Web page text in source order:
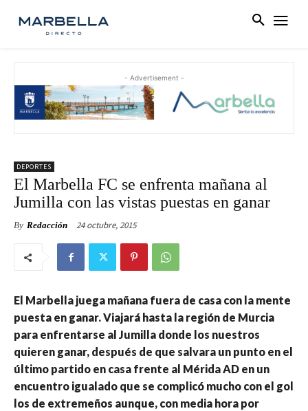
- Advertisement -
DEPORTES
El Marbella FC se enfrenta mañana al
Jumilla con las vistas puestas en ganar
By Redacción 24 octubre, 2015
El Marbella juega mañana fuera de casa con la mente
puesta en ganar. Viajará hasta la región de Murcia
para enfrentarse al Jumilla donde los nuestros
quieren ganar, después de que salvara un punto en el
último partido en casa frente al Mérida AD en un
encuentro igualado que se complicó mucho con el gol
los de extremeños aunque, con media hora por